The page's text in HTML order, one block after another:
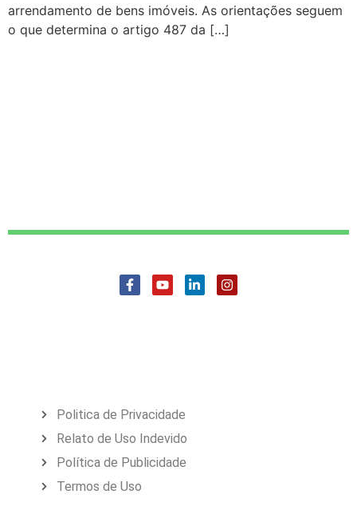
arrendamento de bens imóveis. As orientações seguem
o que determina o artigo 487 da […]
Politica de Privacidade
Relato de Uso Indevido
Política de Publicidade
Termos de Uso